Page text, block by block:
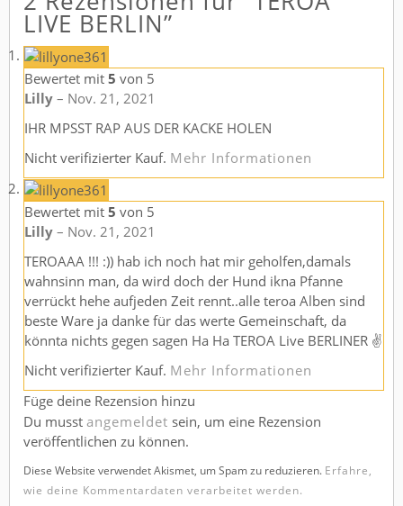
LIVE BERLIN”
Bewertet mit 5 von 5
Lilly – Nov. 21, 2021
IHR MPSST RAP AUS DER KACKE HOLEN
Nicht verifizierter Kauf. Mehr Informationen
Bewertet mit 5 von 5
Lilly – Nov. 21, 2021
TEROAAA !!! :)) hab ich noch hat mir geholfen,damals
wahnsinn man, da wird doch der Hund ikna Pfanne
verrückt hehe aufjeden Zeit rennt..alle teroa Alben sind
beste Ware ja danke für das werte Gemeinschaft, da
könnta nichts gegen sagen Ha Ha TEROA Live BERLINER ✌
Nicht verifizierter Kauf. Mehr Informationen
Füge deine Rezension hinzu
Du musst angemeldet sein, um eine Rezension
veröffentlichen zu können.
Diese Website verwendet Akismet, um Spam zu reduzieren. Erfahre,
wie deine Kommentardaten verarbeitet werden.